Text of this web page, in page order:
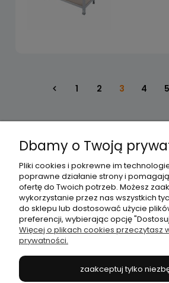
1 2 3 4 5
Moje konto
Płatności i
O nas
Dbamy o Twoją
Pliki cookies i pokrewne im
poprawne działanie strony i
ofertę do Twoich potrzeb. Możesz
wykorzystanie przez nas wszystkich
do sklepu lub dostosować użycie
preferencji, wybierając opcję
Więcej o plikach cookies przeczytasz
prywatności.
zaakceptuj tylko